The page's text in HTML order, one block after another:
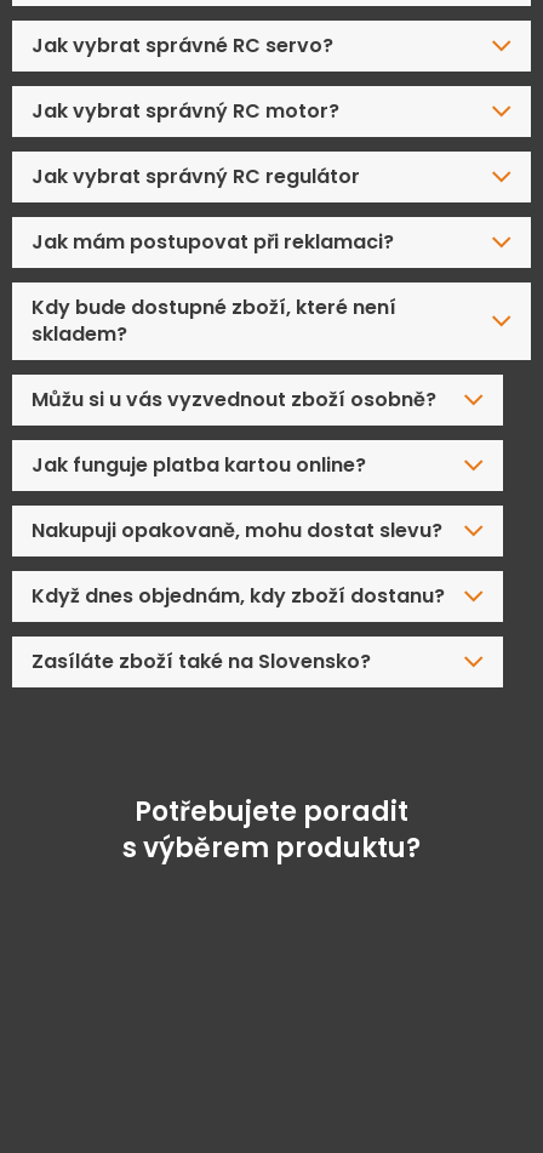
Jak vybrat správné RC servo?
Jak vybrat správný RC motor?
Jak vybrat správný RC regulátor
Jak mám postupovat při reklamaci?
Kdy bude dostupné zboží, které není
skladem?
Můžu si u vás vyzvednout zboží osobně?
Jak funguje platba kartou online?
Nakupuji opakovaně, mohu dostat slevu?
Když dnes objednám, kdy zboží dostanu?
Zasíláte zboží také na Slovensko?
Potřebujete poradit
s výběrem produktu?